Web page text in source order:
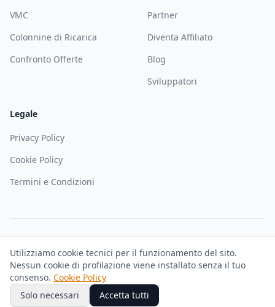
VMC
Colonnine di Ricarica
Confronto Offerte
Partner
Diventa Affiliato
Blog
Sviluppatori
Legale
Privacy Policy
Cookie Policy
Termini e Condizioni
IT02927680344
Trustpilot
GDPR Compliant
Utilizziamo cookie tecnici per il funzionamento del sito.
Nessun cookie di profilazione viene installato senza il tuo
consenso. Cookie Policy
Solo necessari
Accetta tutti